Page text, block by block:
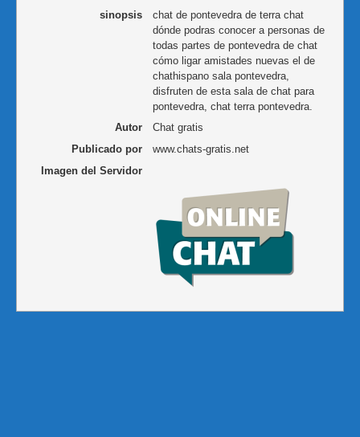
sinopsis
chat de pontevedra de terra chat
dónde podras conocer a personas de
todas partes de pontevedra de chat
cómo ligar amistades nuevas el de
chathispano sala pontevedra,
disfruten de esta sala de chat para
pontevedra, chat terra pontevedra.
Autor
Chat gratis
Publicado por
www.chats-gratis.net
Imagen del Servidor